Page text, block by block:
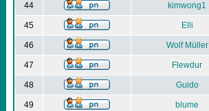
44 kimwong1
45 Elli
46 Wolf Müller
47 Flewdur
48 Guido
49 blume